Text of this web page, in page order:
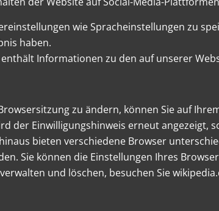
wie Spracheinstellungen zu
haben.
Informationen zu den auf unserer
zu ändern, können Sie auf
der Einwilligungshinweis erneut angezeigt,
bieten verschiedene Browser
Sie können die Einstellungen Ihres
und löschen, besuchen Sie